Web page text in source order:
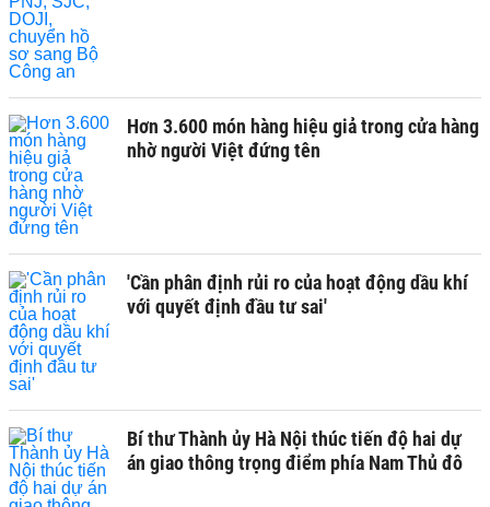
Hơn 3.600 món hàng hiệu giả trong cửa hàng
nhờ người Việt đứng tên
'Cần phân định rủi ro của hoạt động dầu khí
với quyết định đầu tư sai'
Bí thư Thành ủy Hà Nội thúc tiến độ hai dự
án giao thông trọng điểm phía Nam Thủ đô